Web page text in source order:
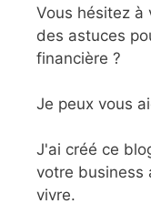
Vous hésitez à
des astuces
financière ?
Je peux vous
J'ai créé ce
votre business
vivre.